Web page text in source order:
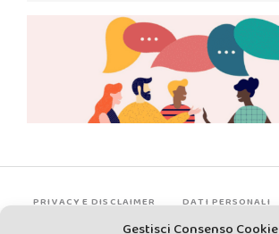
Gestisci Consenso Cookie
PRIVACY E DISCLAIMER DATI PERSONALI